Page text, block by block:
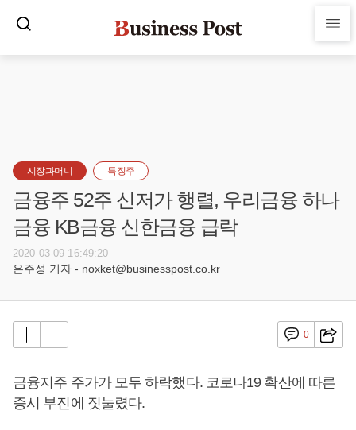
시장과머니 특징주
금융주 52주 신저가 행렬, 우리금융 하나
금융 KB금융 신한금융 급락
2020-03-09 16:49:20
은주성 기자 - noxket@businesspost.co.kr
0
금융지주 주가가 모두 하락했다. 코로나19 확산에 따른
증시 부진에 짓눌렸다.